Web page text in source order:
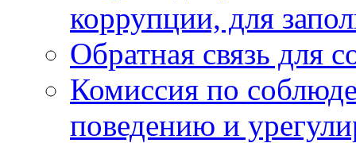
коррупции, для
Обратная связь для
Комиссия по
поведению и